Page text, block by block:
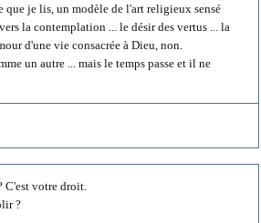
que je lis, un modèle de l'art religieux sensé
la contemplation ... le désir des vertus ... la
d'une vie consacrée à Dieu, non.
un autre ... mais le temps passe et il ne
C'est votre droit.
?